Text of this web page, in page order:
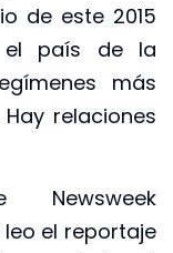
de este 2015
el país de la
más
relaciones
el reportaje